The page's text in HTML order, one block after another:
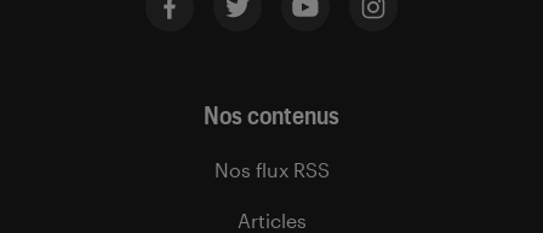
Nos contenus
Nos flux RSS
Articles